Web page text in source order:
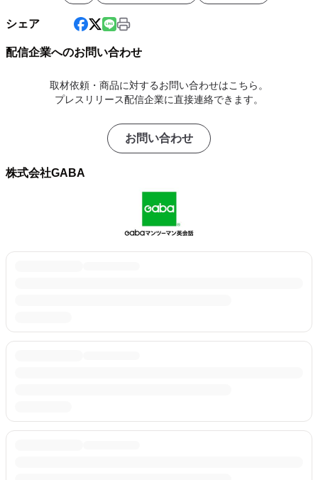
シェア
配信企業へのお問い合わせ
取材依頼・商品に対するお問い合わせはこちら。
プレスリリース配信企業に直接連絡できます。
お問い合わせ
株式会社GABA